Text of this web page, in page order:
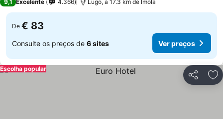
9,1 Excelente 4.366 Lugo, a 17.3 km de Imola
De € 83
Consulte os preços de 6 sites Ver preços
Partilhar
Escolha popular